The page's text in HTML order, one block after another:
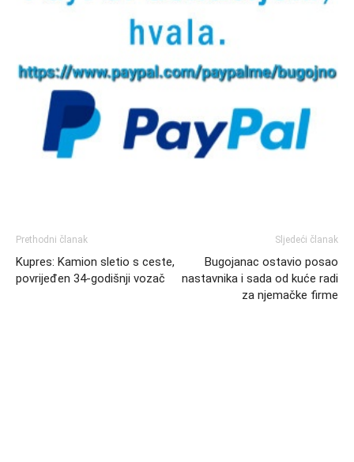
Prethodni članak
Kupres: Kamion sletio s ceste,
povrijeđen 34-godišnji vozač
Sljedeći članak
Bugojanac ostavio posao
nastavnika i sada od kuće radi
za njemačke firme